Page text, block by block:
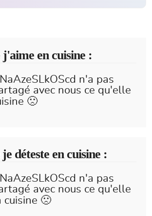
en cuisine :
n'a pas
avec nous ce qu'elle
🙁
déteste en cuisine :
n'a pas
avec nous ce qu'elle
cuisine 🙁